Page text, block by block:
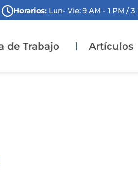
Horarios: Lun- Vie: 9 AM - 1 PM / 3
de Trabajo Artículos